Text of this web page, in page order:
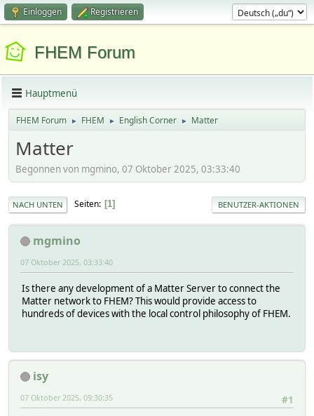
Einloggen Registrieren
FHEM Forum
Hauptmenü
FHEM Forum ► FHEM ► English Corner ► Matter
Matter
Begonnen von mgmino, 07 Oktober 2025, 03:33:40
NACH UNTEN Seiten 1 BENUTZER-AKTIONEN
mgmino
07 Oktober 2025, 03:33:40
Is there any development of a Matter Server to connect the
Matter network to FHEM? This would provide access to
hundreds of devices with the local control philosophy of FHEM.
isy
#1
07 Oktober 2025, 09:30:35